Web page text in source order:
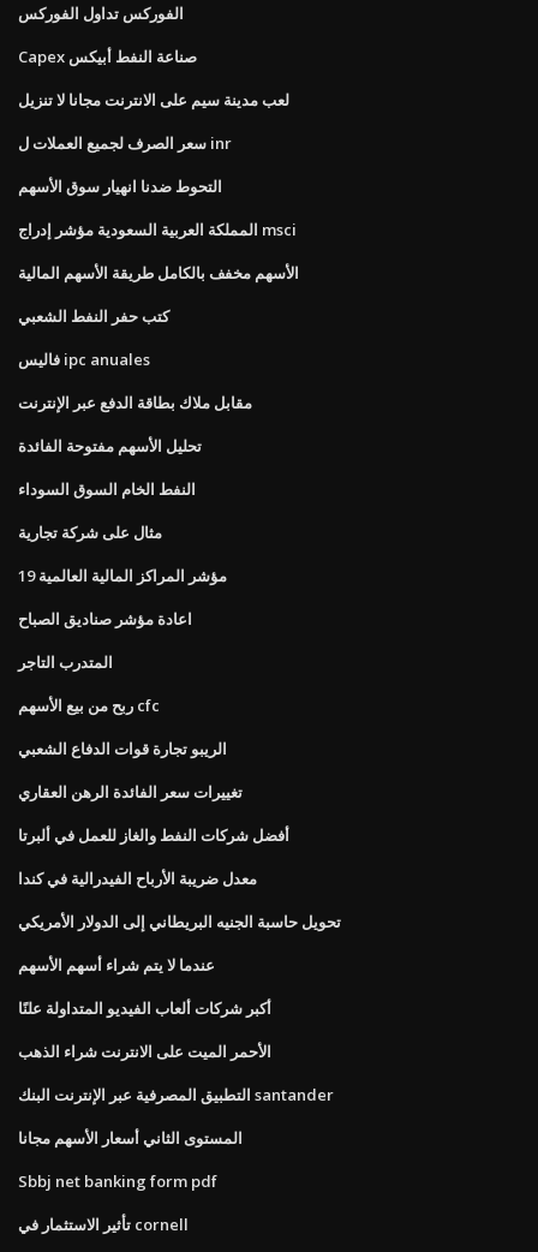
الفوركس تداول الفوركس
Capex صناعة النفط أبيكس
لعب مدينة سيم على الانترنت مجانا لا تنزيل
سعر الصرف لجميع العملات ل inr
التحوط ضدنا انهيار سوق الأسهم
المملكة العربية السعودية مؤشر إدراج msci
الأسهم مخفف بالكامل طريقة الأسهم المالية
كتب حفر النفط الشعبي
فاليس ipc anuales
مقابل ملاك بطاقة الدفع عبر الإنترنت
تحليل الأسهم مفتوحة الفائدة
النفط الخام السوق السوداء
مثال على شركة تجارية
مؤشر المراكز المالية العالمية 19
اعادة مؤشر صناديق الصباح
المتدرب التاجر
ربح من بيع الأسهم cfc
الريبو تجارة قوات الدفاع الشعبي
تغييرات سعر الفائدة الرهن العقاري
أفضل شركات النفط والغاز للعمل في ألبرتا
معدل ضريبة الأرباح الفيدرالية في كندا
تحويل حاسبة الجنيه البريطاني إلى الدولار الأمريكي
عندما لا يتم شراء أسهم الأسهم
أكبر شركات ألعاب الفيديو المتداولة علنًا
الأحمر الميت على الانترنت شراء الذهب
التطبيق المصرفية عبر الإنترنت البنك santander
المستوى الثاني أسعار الأسهم مجانا
Sbbj net banking form pdf
تأثير الاستثمار في cornell